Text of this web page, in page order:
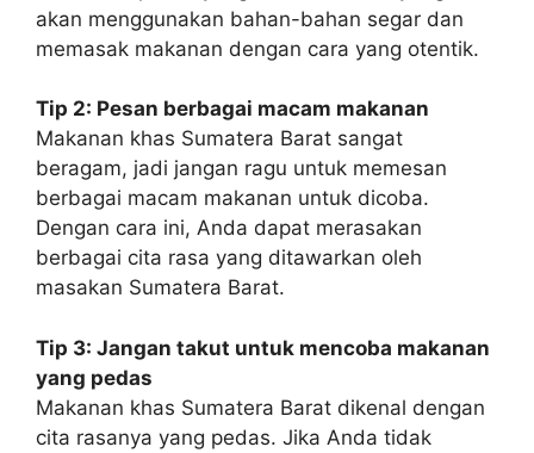
akan menggunakan bahan-bahan segar dan
memasak makanan dengan cara yang otentik.
Tip 2: Pesan berbagai macam makanan
Makanan khas Sumatera Barat sangat
beragam, jadi jangan ragu untuk memesan
berbagai macam makanan untuk dicoba.
Dengan cara ini, Anda dapat merasakan
berbagai cita rasa yang ditawarkan oleh
masakan Sumatera Barat.
Tip 3: Jangan takut untuk mencoba makanan
yang pedas
Makanan khas Sumatera Barat dikenal dengan
cita rasanya yang pedas. Jika Anda tidak